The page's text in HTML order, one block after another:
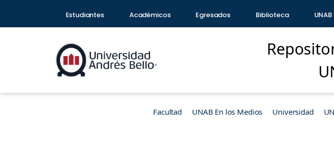
Estudiantes Académicos Egresados Biblioteca
Facultad UNAB En los Medios Universidad